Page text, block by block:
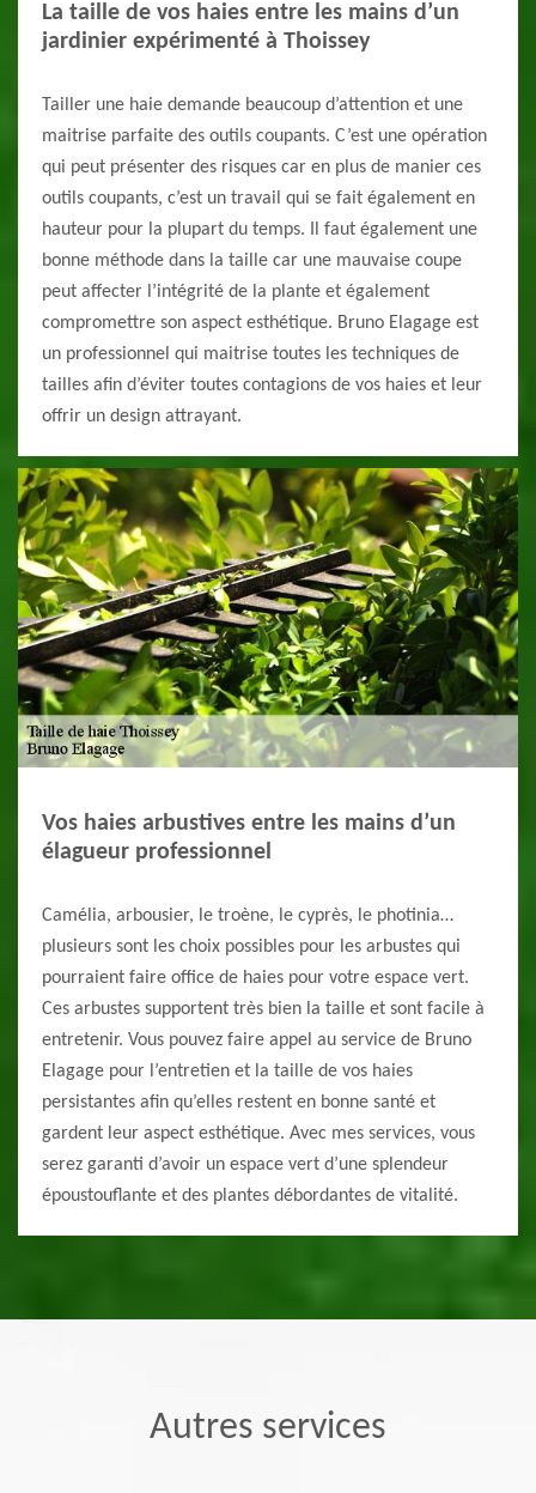
La taille de vos haies entre les mains d’un
jardinier expérimenté à Thoissey
Tailler une haie demande beaucoup d’attention et une
maitrise parfaite des outils coupants. C’est une opération
qui peut présenter des risques car en plus de manier ces
outils coupants, c’est un travail qui se fait également en
hauteur pour la plupart du temps. Il faut également une
bonne méthode dans la taille car une mauvaise coupe
peut affecter l’intégrité de la plante et également
compromettre son aspect esthétique. Bruno Elagage est
un professionnel qui maitrise toutes les techniques de
tailles afin d’éviter toutes contagions de vos haies et leur
offrir un design attrayant.
Vos haies arbustives entre les mains d’un
élagueur professionnel
Camélia, arbousier, le troène, le cyprès, le photinia…
plusieurs sont les choix possibles pour les arbustes qui
pourraient faire office de haies pour votre espace vert.
Ces arbustes supportent très bien la taille et sont facile à
entretenir. Vous pouvez faire appel au service de Bruno
Elagage pour l’entretien et la taille de vos haies
persistantes afin qu’elles restent en bonne santé et
gardent leur aspect esthétique. Avec mes services, vous
serez garanti d’avoir un espace vert d’une splendeur
époustouflante et des plantes débordantes de vitalité.
Autres services